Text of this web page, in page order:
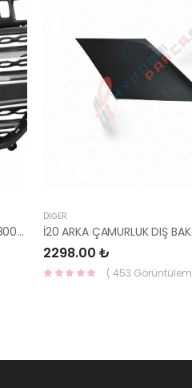
PANJUR İ30 2015- KOMPLE 86350-A6800-YS
DIĞER
2298.00 ₺
( 453